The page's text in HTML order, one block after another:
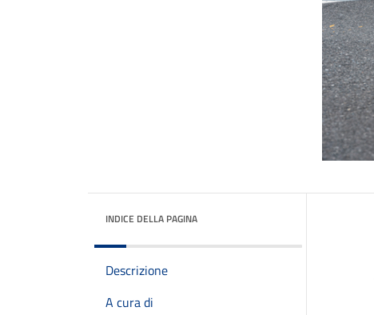
INDICE DELLA PAGINA
Descrizione
A cura di